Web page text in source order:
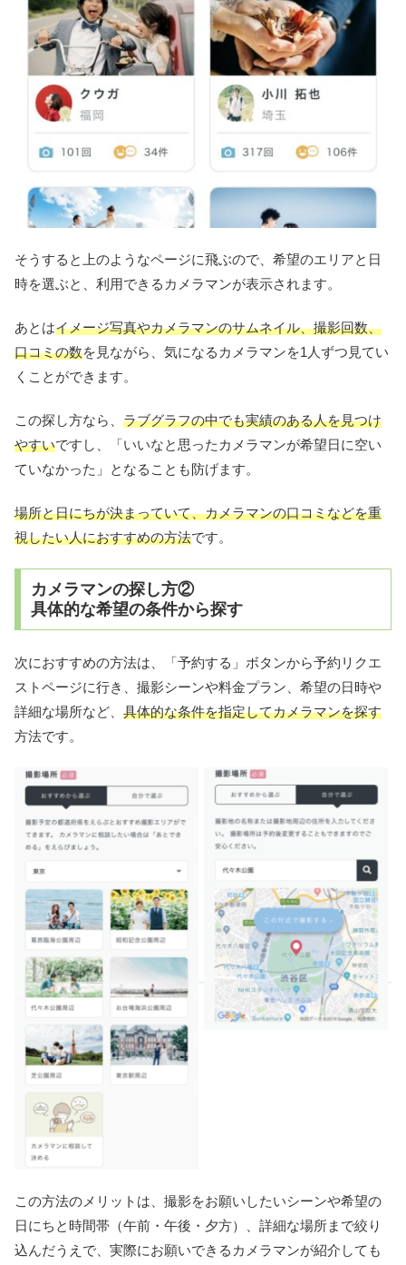
そうすると上のようなページに飛ぶので、希望のエリアと日
時を選ぶと、利用できるカメラマンが表示されます。
あとはイメージ写真やカメラマンのサムネイル、撮影回数、
口コミの数を見ながら、気になるカメラマンを1人ずつ見てい
くことができます。
この探し方なら、 ラブグラフの中でも実績のある人を見つけ
やすいですし、「いいなと思ったカメラマンが希望日に空い
ていなかった」となることも防げます。
場所と日にちが決まっていて、カメラマンの口コミなどを重
視したい人におすすめの方法です。
カメラマンの探し方②
具体的な希望の条件から探す
次におすすめの方法は、「予約する」ボタンから予約リクエ
ストページに行き、撮影シーンや料金プラン、希望の日時や
詳細な場所など、 具体的な条件を指定してカメラマンを探す
方法です。
この方法のメリットは、撮影をお願いしたいシーンや希望の
日にちと時間帯（午前・午後・夕方）、詳細な場所まで絞り
込んだうえで、実際にお願いできるカメラマンが紹介しても